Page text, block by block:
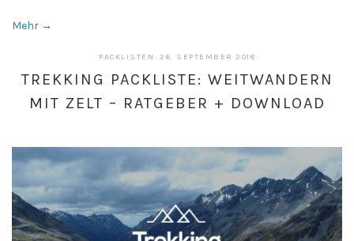
Mehr →
PACKLISTEN· 26. SEPTEMBER 2018
2019
TREKKING PACKLISTE: WEITWANDERN
MIT ZELT – RATGEBER + DOWNLOAD